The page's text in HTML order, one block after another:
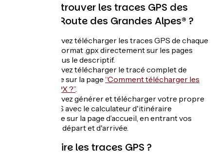
Où puis-je trouver les traces GPS des
étapes de Route des Grandes Alpes® ?
Vous pouvez télécharger les traces GPS de chaque
étape au format .gpx directement sur les pages
étapes sous le descriptif.
Vous pouvez télécharger le tracé complet de
l'itinéraire sur la page “Comment télécharger les
traces GPX ?”.
Vous pouvez générer et télécharger votre propre
trace GPS avec le calculateur d'itinéraire
disponible sur la page d’accueil, en entrant vos
points de départ et d'arrivée.
Comment lire les traces GPS ?